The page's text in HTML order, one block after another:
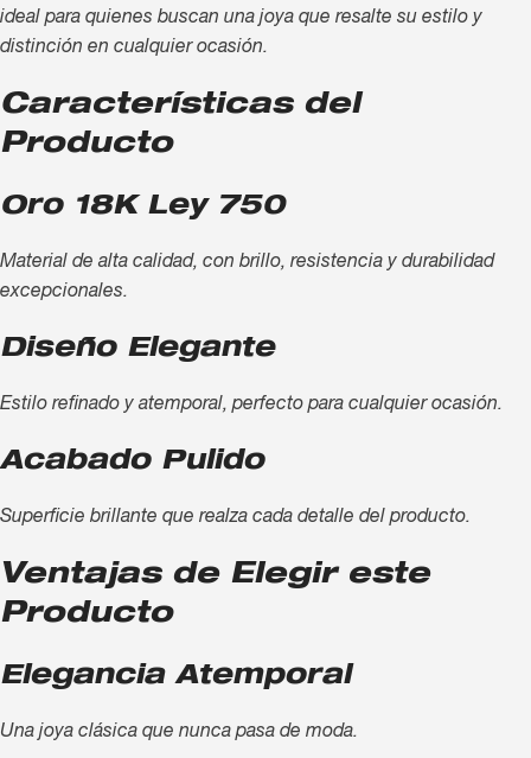
ideal para quienes buscan una joya que resalte su estilo y
distinción en cualquier ocasión.
Características del
Producto
Oro 18K Ley 750
Material de alta calidad, con brillo, resistencia y durabilidad
excepcionales.
Diseño Elegante
Estilo refinado y atemporal, perfecto para cualquier ocasión.
Acabado Pulido
Superficie brillante que realza cada detalle del producto.
Ventajas de Elegir este
Producto
Elegancia Atemporal
Una joya clásica que nunca pasa de moda.